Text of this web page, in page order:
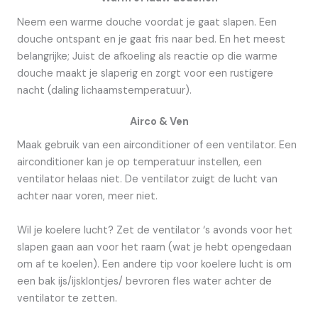
Neem een warme douche voordat je gaat slapen. Een
douche ontspant en je gaat fris naar bed. En het meest
belangrijke; Juist de afkoeling als reactie op die warme
douche maakt je slaperig en zorgt voor een rustigere
nacht (daling lichaamstemperatuur).
Airco & Ven
Maak gebruik van een airconditioner of een ventilator. Een
airconditioner kan je op temperatuur instellen, een
ventilator helaas niet. De ventilator zuigt de lucht van
achter naar voren, meer niet.
Wil je koelere lucht? Zet de ventilator ‘s avonds voor het
slapen gaan aan voor het raam (wat je hebt opengedaan
om af te koelen). Een andere tip voor koelere lucht is om
een bak ijs/ijsklontjes/ bevroren fles water achter de
ventilator te zetten.